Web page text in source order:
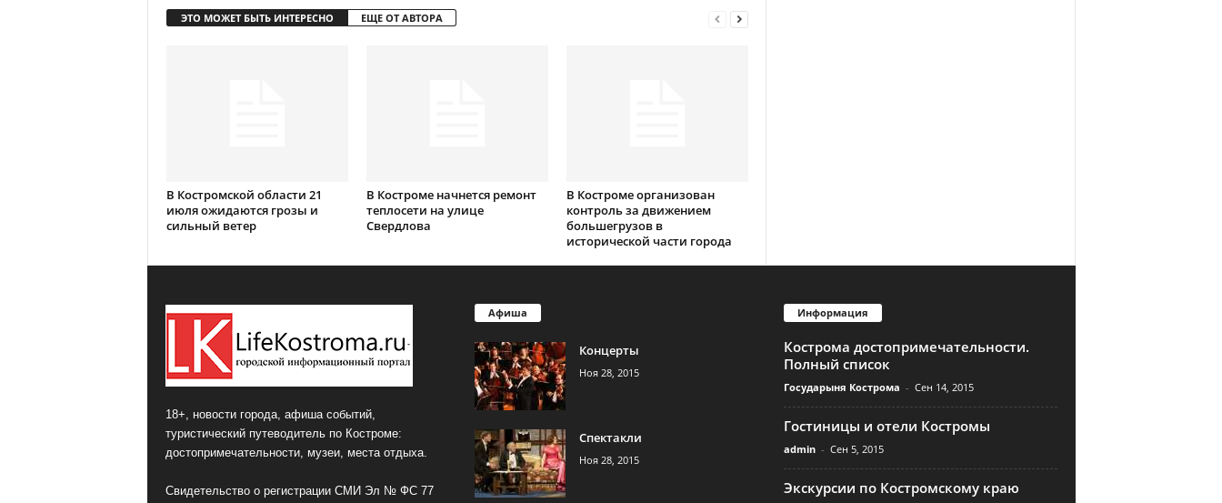
ЭТО МОЖЕТ БЫТЬ ИНТЕРЕСНО ЕЩЕ ОТ АВТОРА
В Костромской области 21
июля ожидаются грозы и
сильный ветер
В Костроме начнется ремонт
теплосети на улице
Свердлова
В Костроме организован
контроль за движением
большегрузов в
исторической части города
18+, новости города, афиша событий,
туристический путеводитель по Костроме:
достопримечательности, музеи, места отдыха.
Свидетельство о регистрации СМИ Эл № ФС 77
Афиша
Концерты
Ноя 28, 2015
Спектакли
Ноя 28, 2015
Информация
Кострома достопримечательности.
Полный список
Государыня Кострома - Сен 14, 2015
Гостиницы и отели Костромы
admin - Сен 5, 2015
Экскурсии по Костромскому краю